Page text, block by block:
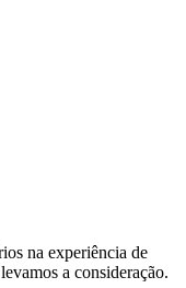
na experiência de
a consideração.